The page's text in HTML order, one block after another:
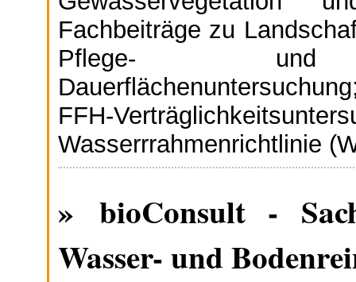
Fachbeiträge zu
Pflege- und
FFH-
Wasserrrahmenrichtlinie
» bioConsult -
Wasser- und